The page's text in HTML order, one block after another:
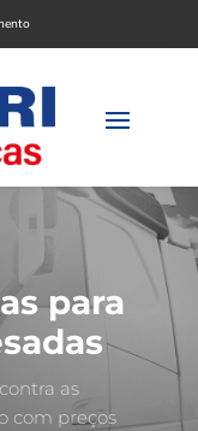
para
as
com preços